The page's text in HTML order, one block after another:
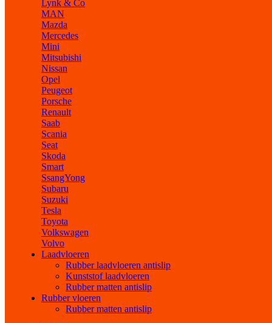
Lynk & Co
MAN
Mazda
Mercedes
Mini
Mitsubishi
Nissan
Opel
Peugeot
Porsche
Renault
Saab
Scania
Seat
Skoda
Smart
SsangYong
Subaru
Suzuki
Tesla
Toyota
Volkswagen
Volvo
Laadvloeren
Rubber laadvloeren antislip
Kunststof laadvloeren
Rubber matten antislip
Rubber vloeren
Rubber matten antislip